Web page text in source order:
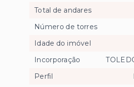
Total de andares
Número de torres
Idade do imóvel
Incorporação
Perfil